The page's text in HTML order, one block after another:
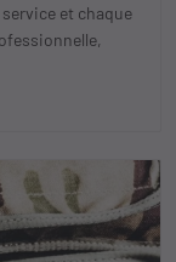
et chaque